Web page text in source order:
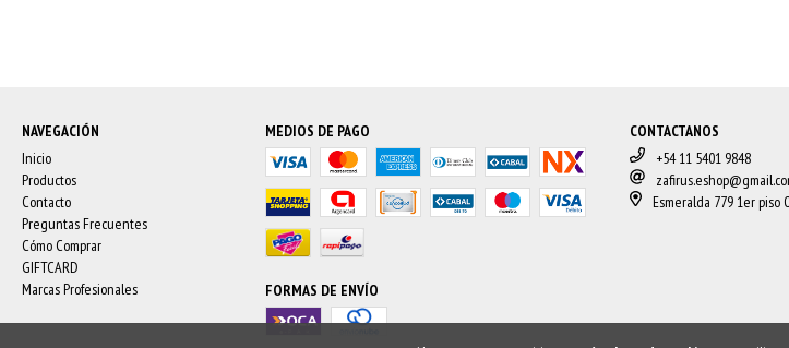
NAVEGACIÓN
Inicio
Productos
Contacto
Preguntas Frecuentes
Cómo Comprar
GIFTCARD
Marcas Profesionales
MEDIOS DE PAGO
FORMAS DE ENVÍO
CONTACTANOS
+54 11 5401 9848
Esmeralda 779 1er piso